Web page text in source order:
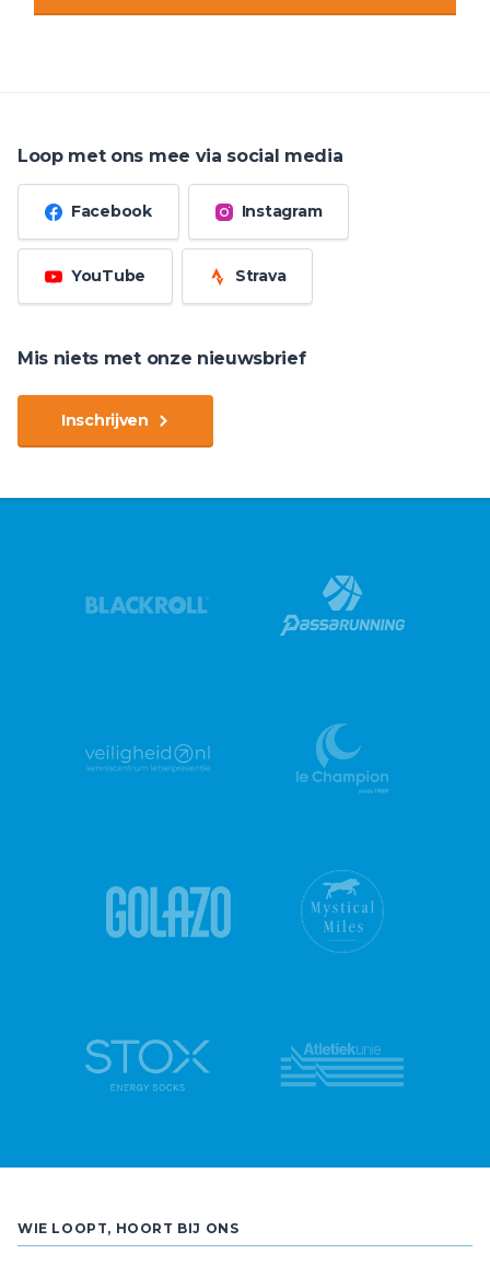
Loop met ons mee via social media
Facebook Instagram
YouTube Strava
Mis niets met onze nieuwsbrief
Inschrijven
WIE LOOPT, HOORT BIJ ONS